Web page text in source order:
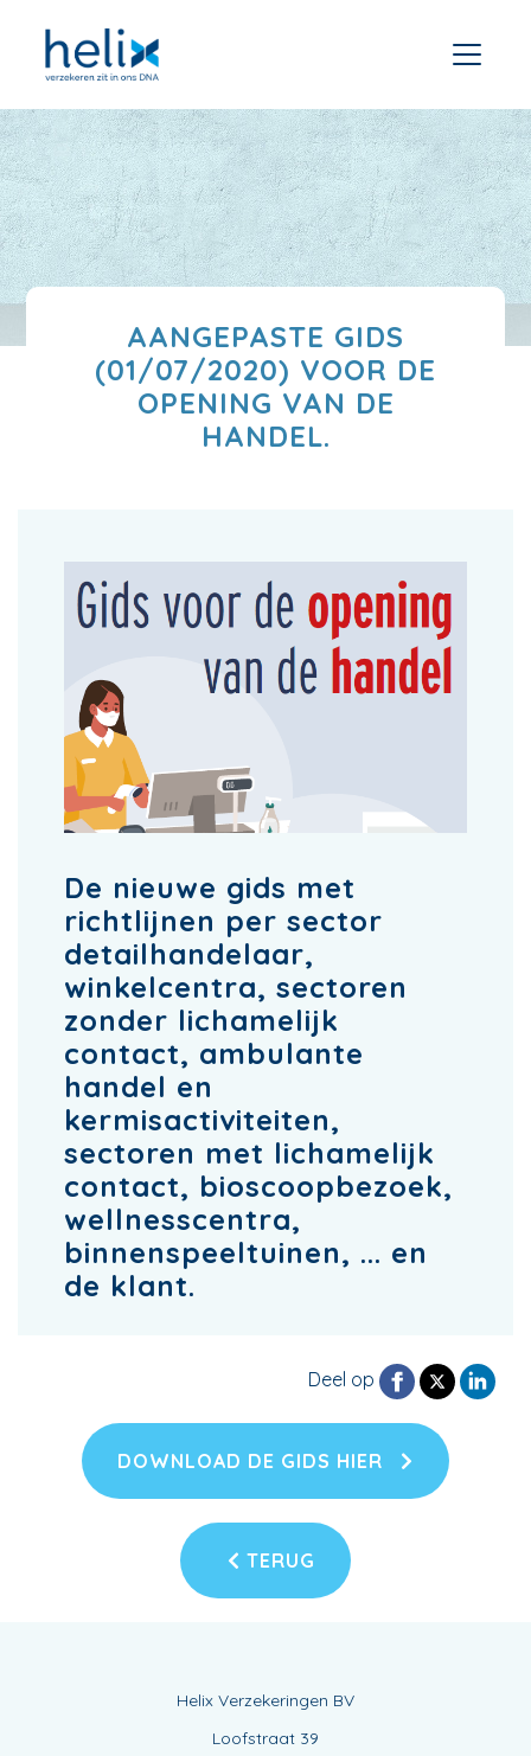
AANGEPASTE GIDS
(01/07/2020) VOOR DE
OPENING VAN DE
HANDEL.
De nieuwe gids met
richtlijnen per sector
detailhandelaar,
winkelcentra, sectoren
zonder lichamelijk
contact, ambulante
handel en
kermisactiviteiten,
sectoren met lichamelijk
contact, bioscoopbezoek,
wellnesscentra,
binnenspeeltuinen, ... en
de klant.
Deel op
DOWNLOAD DE GIDS HIER
TERUG
Helix Verzekeringen BV
Loofstraat 39